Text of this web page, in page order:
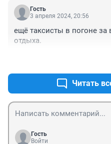
Гость
3 апреля 2024, 20:56
ещё таксисты в погоне
отдыха.
Читать
Гость
Войти